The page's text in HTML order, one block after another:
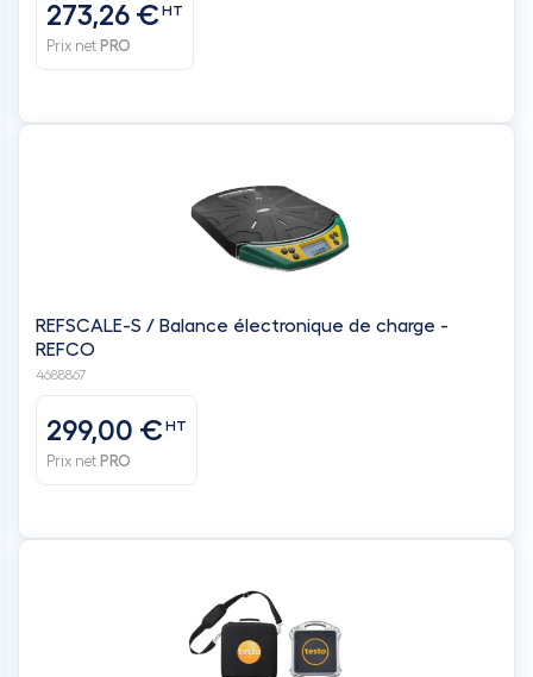
273,26 €HT
Prix net PRO
REFSCALE-S / Balance électronique de charge -
REFCO
4688867
299,00 €HT
Prix net PRO